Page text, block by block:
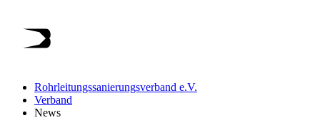
Rohrleitungssanierungsverband e.V.
Verband
News